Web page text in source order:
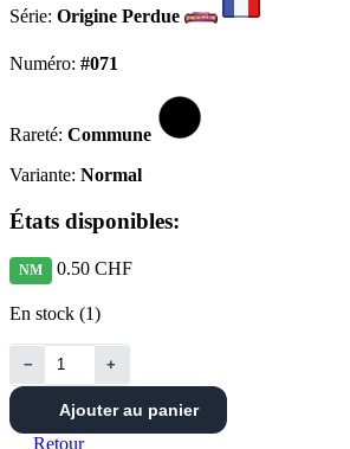
Série: Origine Perdue
Numéro: #071
Rareté: Commune
Variante: Normal
États disponibles:
NM 0.50 CHF
En stock (1)
− +
Ajouter au panier
Retour